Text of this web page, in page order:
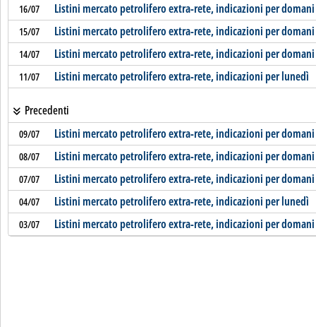
16/07 Listini mercato petrolifero extra-rete, indicazioni per domani
15/07 Listini mercato petrolifero extra-rete, indicazioni per domani
14/07 Listini mercato petrolifero extra-rete, indicazioni per domani
11/07 Listini mercato petrolifero extra-rete, indicazioni per lunedì
Precedenti
09/07 Listini mercato petrolifero extra-rete, indicazioni per domani
08/07 Listini mercato petrolifero extra-rete, indicazioni per domani
07/07 Listini mercato petrolifero extra-rete, indicazioni per domani
04/07 Listini mercato petrolifero extra-rete, indicazioni per lunedì
03/07 Listini mercato petrolifero extra-rete, indicazioni per domani